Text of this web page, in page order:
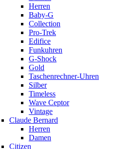
Herren
Baby-G
Collection
Pro-Trek
Edifice
Funkuhren
G-Shock
Gold
Taschenrechner-Uhren
Silber
Timeless
Wave Ceptor
Vintage
Claude Bernard
Herren
Damen
Citizen